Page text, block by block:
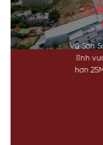
Vũ Sơn
lĩnh
hơn